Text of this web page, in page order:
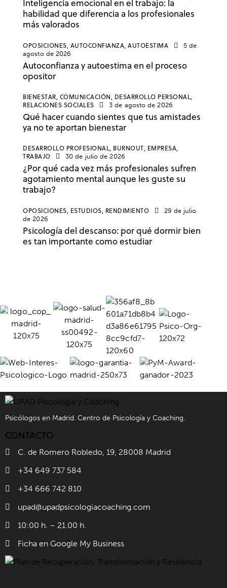
Inteligencia emocional en el trabajo: la
habilidad que diferencia a los profesionales
más valorados
OPOSICIONES, AUTOCONFIANZA, AUTOESTIMA
5 de
agosto de 2026
Autoconfianza y autoestima en el proceso
opositor
BIENESTAR, COMUNICACIÓN, DESARROLLO PERSONAL,
RELACIONES SOCIALES
3 de agosto de 2026
Qué hacer cuando sientes que tus amistades
ya no te aportan bienestar
DESARROLLO PROFESIONAL, BURNOUT, EMPRESA,
TRABAJO
30 de julio de 2026
¿Por qué cada vez más profesionales sufren
agotamiento mental aunque les guste su
trabajo?
OPOSICIONES, ESTUDIOS, RENDIMIENTO
29 de julio
de 2026
Psicología del descanso: por qué dormir bien
es tan importante como estudiar
Psicólogos en Madrid. Centro de Psicología y Coaching.
CONTACTO
C. de Romero Robledo, 19, 28008 Madrid
+34 649 737 584
+34 666 742 810
upad@upadpsicologiacoaching.com
10:00 h. – 21.00 h.
Ficha en Google My Business